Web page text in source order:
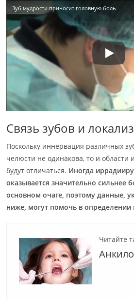
Зуб мудрости приносит головную боль
Связь зубов и
Поскольку иннервация различных
челюсти не одинакова, то и области
будут отличаться. Иногда
оказывается значительно
основном очаге, поэтому данные,
ниже, могут помочь в определении
Читайте